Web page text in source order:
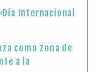
Internacional
como zona de
a la